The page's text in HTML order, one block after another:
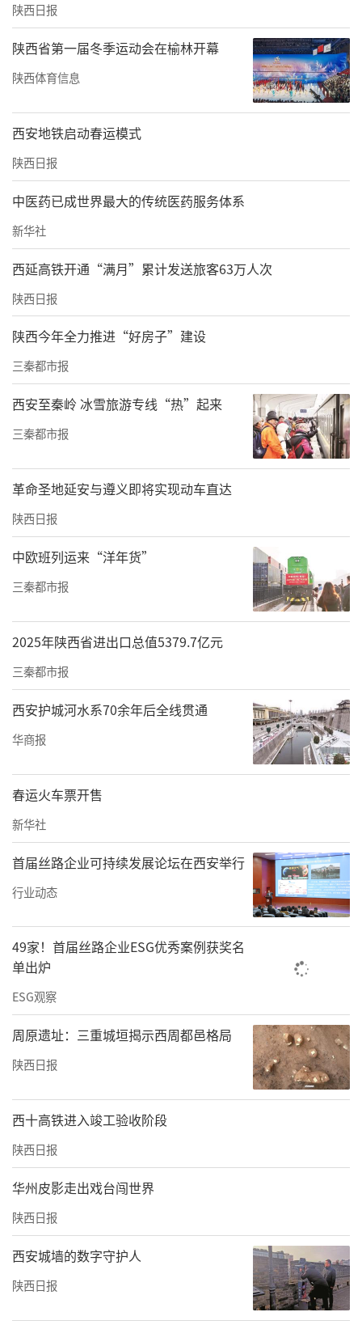
陕西日报
陕西省第一届冬季运动会在榆林开幕
陕西体育信息
西安地铁启动春运模式
陕西日报
中医药已成世界最大的传统医药服务体系
新华社
西延高铁开通“满月”累计发送旅客63万人次
陕西日报
陕西今年全力推进“好房子”建设
三秦都市报
西安至秦岭 冰雪旅游专线“热”起来
三秦都市报
革命圣地延安与遵义即将实现动车直达
陕西日报
中欧班列运来“洋年货”
三秦都市报
2025年陕西省进出口总值5379.7亿元
三秦都市报
西安护城河水系70余年后全线贯通
华商报
春运火车票开售
新华社
首届丝路企业可持续发展论坛在西安举行
行业动态
49家！首届丝路企业ESG优秀案例获奖名
单出炉
ESG观察
周原遗址：三重城垣揭示西周都邑格局
陕西日报
西十高铁进入竣工验收阶段
陕西日报
华州皮影走出戏台闯世界
陕西日报
西安城墙的数字守护人
陕西日报